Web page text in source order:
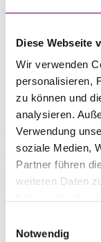
Diese Webseite
Wir verwenden
personalisieren,
zu können und
analysieren.
Verwendung
soziale Medien,
Partner führen
weiteren Daten
Notwendig
Begrünte Fassaden
naturfreundlicher,
fördern